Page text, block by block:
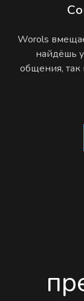
Worols
найдёшь
общения, так